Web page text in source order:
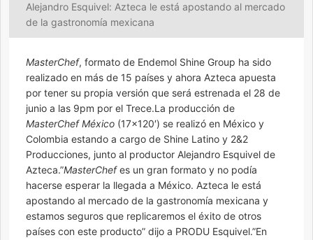
Alejandro Esquivel: Azteca le está apostando al mercado
de la gastronomía mexicana
MasterChef, formato de Endemol Shine Group ha sido
realizado en más de 15 países y ahora Azteca apuesta
por tener su propia versión que será estrenada el 28 de
junio a las 9pm por el Trece.La producción de
MasterChef México (17×120′) se realizó en México y
Colombia estando a cargo de Shine Latino y 2&2
Producciones, junto al productor Alejandro Esquivel de
Azteca.”MasterChefes un gran formato y no podía
hacerse esperar la llegada a México. Azteca le está
apostando al mercado de la gastronomía mexicana y
estamos seguros que replicaremos el éxito de otros
países con este producto” dijo a PRODU Esquivel.”En